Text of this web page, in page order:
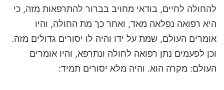
להחולה לחיים, בודאי מחויב בברור להתרפאות מזה, כי
היא רפואה נפלאה מאד, ואחר כך מת החולה, והיו
אומרים העולם, שמת על ידו והיה לו יסורים גדולים מזה.
וכן לפעמים נתן רפואה לחולה ונתרפא, והיו אומרים
העולם: מקרה הוא. והיה מלא יסורים תמיד: